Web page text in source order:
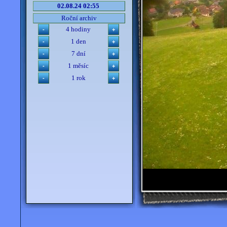
02.08.24 02:55
Roční archiv
4 hodiny
1 den
7 dní
1 měsíc
1 rok